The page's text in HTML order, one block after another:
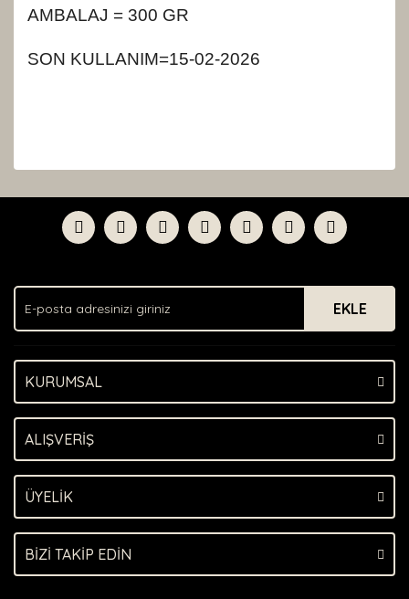
AMBALAJ = 300 GR
SON KULLANIM=15-02-2026
Yorum Yaz
formunu kullanarak tarafımıza iletebilirsiniz.
Görüş ve önerileriniz için teşekkür ederiz.
Ürün açıklamasında eksik bilgiler bulunuyor.
Ürün bilgilerinde hatalar bulunuyor.
Bu ürüne benzer farklı alternatifler olmalı.
EKLE
KURUMSAL
ALIŞVERİŞ
ÜYELİK
BİZİ TAKİP EDİN